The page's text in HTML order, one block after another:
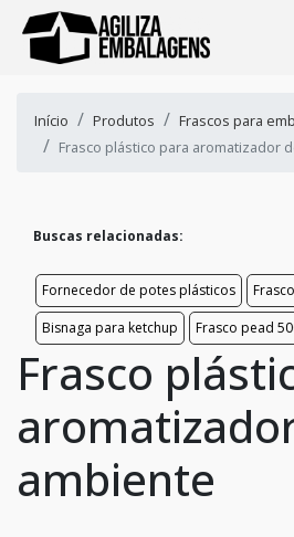
Início Produtos
Frascos para
Frasco plástico para aromatizador
Buscas relacionadas:
Fornecedor de potes plásticos
Bisnaga para ketchup
Frasco pead
Frasco
ambiente